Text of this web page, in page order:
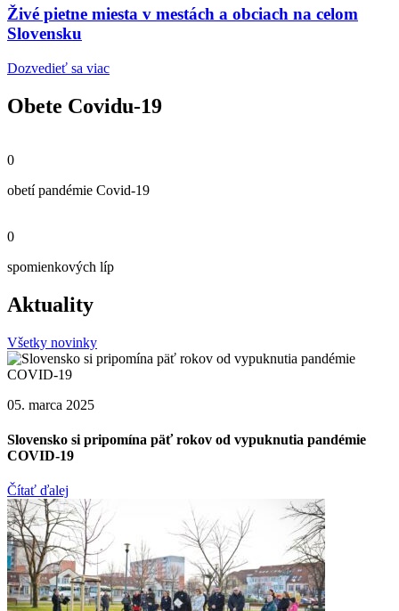
Živé pietne miesta v mestách a obciach na celom
Slovensku
Dozvedieť sa viac
Obete Covidu-19
0
obetí pandémie Covid-19
0
spomienkových líp
Aktuality
Všetky novinky
05. marca 2025
Slovensko si pripomína päť rokov od vypuknutia pandémie
COVID-19
Čítať ďalej